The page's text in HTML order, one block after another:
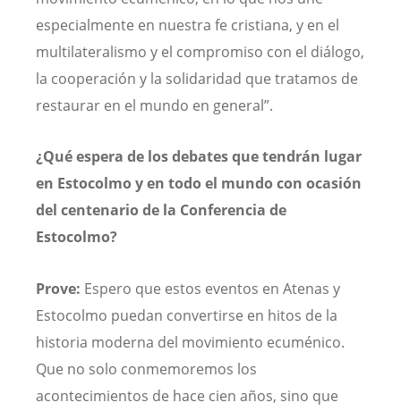
especialmente en nuestra fe cristiana, y en el
multilateralismo y el compromiso con el diálogo,
la cooperación y la solidaridad que tratamos de
restaurar en el mundo en general”.
¿Qué espera de los debates que tendrán lugar
en Estocolmo y en todo el mundo con ocasión
del centenario de la Conferencia de
Estocolmo?
Prove: Espero que estos eventos en Atenas y
Estocolmo puedan convertirse en hitos de la
historia moderna del movimiento ecuménico.
Que no solo conmemoremos los
acontecimientos de hace cien años, sino que